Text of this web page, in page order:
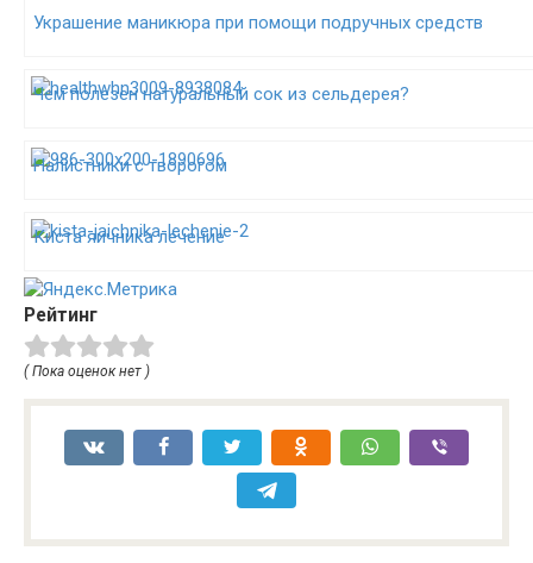
Украшение маникюра при помощи подручных средств
Чем полезен натуральный сок из сельдерея?
Налистники с творогом
Киста яичника лечение
Рейтинг
( Пока оценок нет )